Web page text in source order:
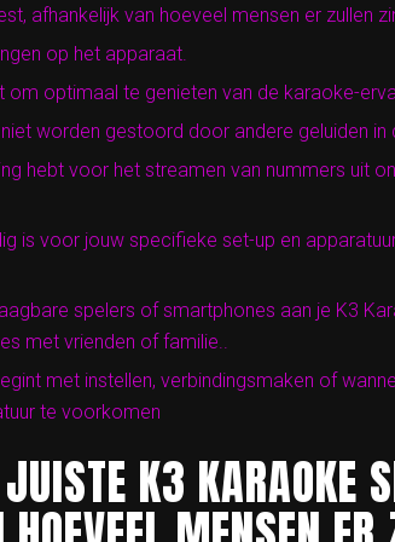
afhankelijk van hoeveel mensen er zullen
op het apparaat.
optimaal te genieten van de karaoke-
worden gestoord door andere geluiden in
hebt voor het streamen van nummers uit
is voor jouw specifieke set-up en
spelers of smartphones aan je K3
met vrienden of familie..
met instellen, verbindingsmaken of
te voorkomen
K3 KARAOKE